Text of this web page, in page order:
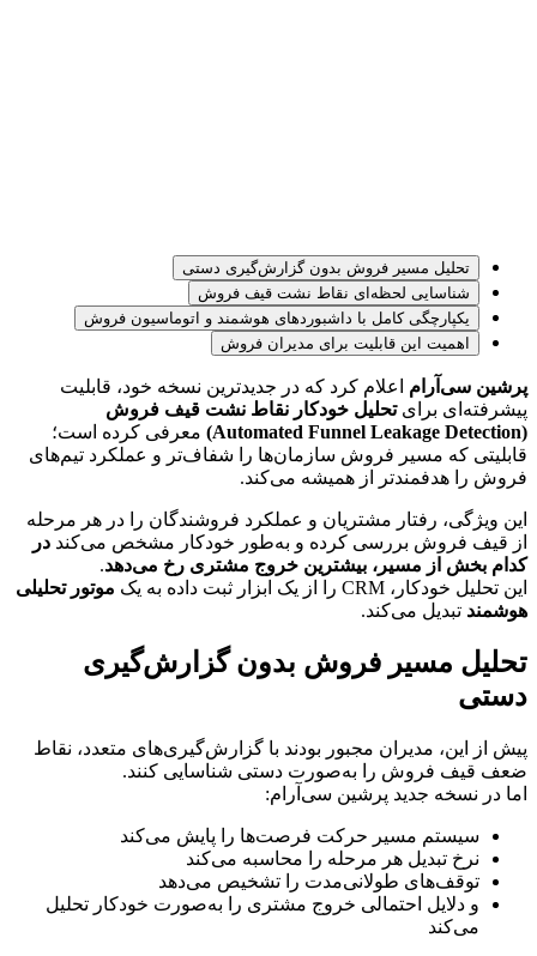
تحلیل مسیر فروش بدون گزارش‌گیری دستی
شناسایی لحظه‌ای نقاط نشت قیف فروش
یکپارچگی کامل با داشبوردهای هوشمند و اتوماسیون فروش
اهمیت این قابلیت برای مدیران فروش
پرشین سی‌آر‌ام
پیشرفته‌ای برای
(Automated Funnel Leakage Detection)
فروش را هدفمندتر از همیشه می‌کند.
از قیف فروش بررسی کرده و به‌طور خودکار مشخص می‌کند
کدام بخش از مسیر، بیشترین خروج مشتری رخ می‌دهد
.
این تحلیل خودکار، CRM را از یک ابزار ثبت داده به یک
هوشمند تبدیل می‌کند.
دستی
ضعف قیف فروش را به‌صورت دستی شناسایی کنند.
اما در نسخه جدید پرشین سی‌آر‌ام:
سیستم مسیر حرکت فرصت‌ها را پایش می‌کند
نرخ تبدیل هر مرحله را محاسبه می‌کند
توقف‌های طولانی‌مدت را تشخیص می‌دهد
می‌کند